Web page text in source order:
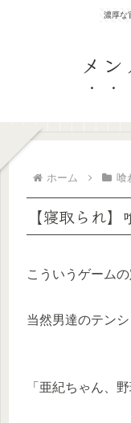
濃厚
メ
ホーム 喰
【寝取られ
こういうゲーム
当然男達のテンシ
「亜紀ちゃん、